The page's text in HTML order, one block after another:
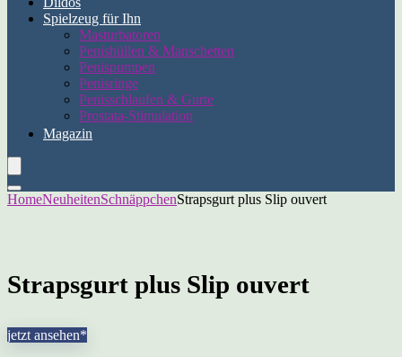
Spielzeug für Ihn
Masturbatoren
Penishüllen & Manschetten
Penispumpen
Penisringe
Penisschlaufen & Gurte
Prostata-Stimulation
Magazin
HomeNeuheitenSchnäppchenStrapsgurt plus Slip ouvert
Strapsgurt plus Slip ouvert
jetzt ansehen*